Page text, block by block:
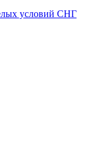
условий СНГ